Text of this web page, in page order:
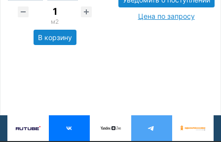
м2
В корзину
Цена по запросу